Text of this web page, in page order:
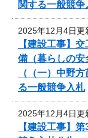
関する一般競争
2025年12月4日更
【建設工事】
備（暮らしの安
（（一）中野
る一般競争入札
2025年12月4日更
【建設工事】